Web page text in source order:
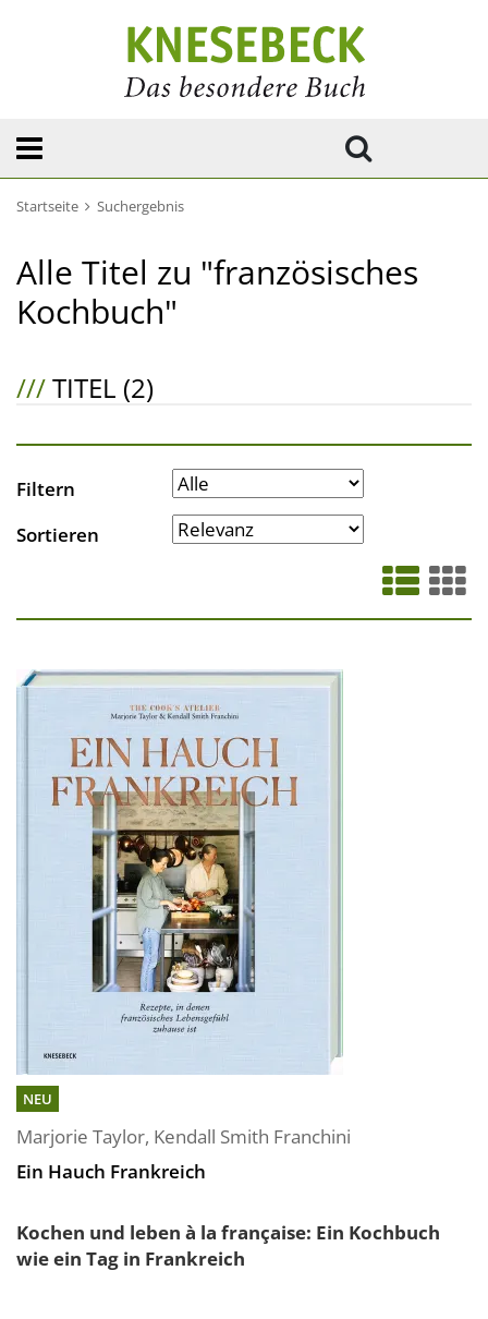
Startseite Suchergebnis
Alle Titel zu "französisches
Kochbuch"
///TITEL (2)
Filtern
Sortieren
NEU
Marjorie Taylor, Kendall Smith Franchini
Ein Hauch Frankreich
Kochen und leben à la française: Ein Kochbuch
wie ein Tag in Frankreich